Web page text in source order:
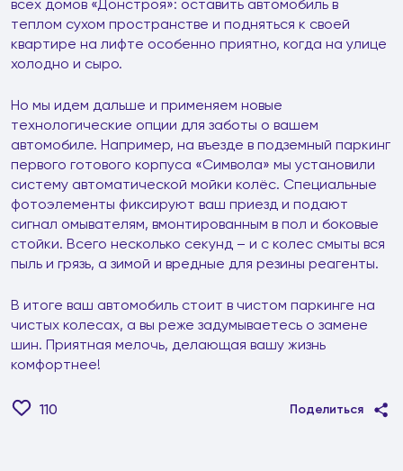
всех домов «Донстроя»: оставить автомобиль в
теплом сухом пространстве и подняться к своей
квартире на лифте особенно приятно, когда на улице
холодно и сыро.
Но мы идем дальше и применяем новые
технологические опции для заботы о вашем
автомобиле. Например, на въезде в подземный паркинг
первого готового корпуса «Символа» мы установили
систему автоматической мойки колёс. Специальные
фотоэлементы фиксируют ваш приезд и подают
сигнал омывателям, вмонтированным в пол и боковые
стойки. Всего несколько секунд – и с колес смыты вся
пыль и грязь, а зимой и вредные для резины реагенты.
В итоге ваш автомобиль стоит в чистом паркинге на
чистых колесах, а вы реже задумываетесь о замене
шин. Приятная мелочь, делающая вашу жизнь
комфортнее!
110 Поделиться